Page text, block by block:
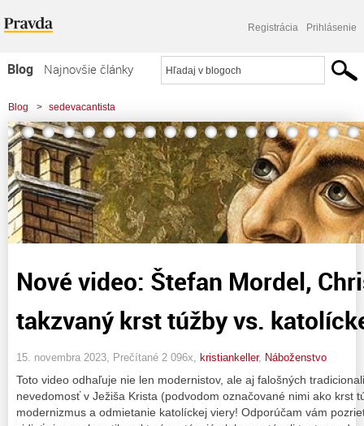
Registrácia Prihlásenie
Blog
Najnovšie články
Najčítanejšie články
Najkomentovanejšie články
Zoznam blogov
Komerčné blogy
Blog > sedevacantista
Nové video: Štefan Mordel,
takzvaný krst túžby vs.
15. novembra 2023, Prečítané 2 096x, kristiankeller, Náboženstvo
Toto video odhaľuje nie len modernistov, ale aj falošných
nevedomosť v Ježiša Krista (podvodom označované nimi ako krst
modernizmus a odmietanie katolíckej viery! Odporúčam vám